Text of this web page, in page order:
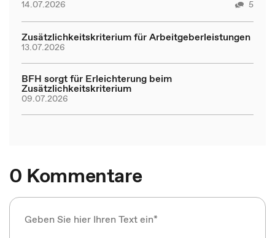
14.07.2026 5
Zusätzlichkeitskriterium für Arbeitgeberleistungen
13.07.2026
BFH sorgt für Erleichterung beim
Zusätzlichkeitskriterium
09.07.2026
0 Kommentare